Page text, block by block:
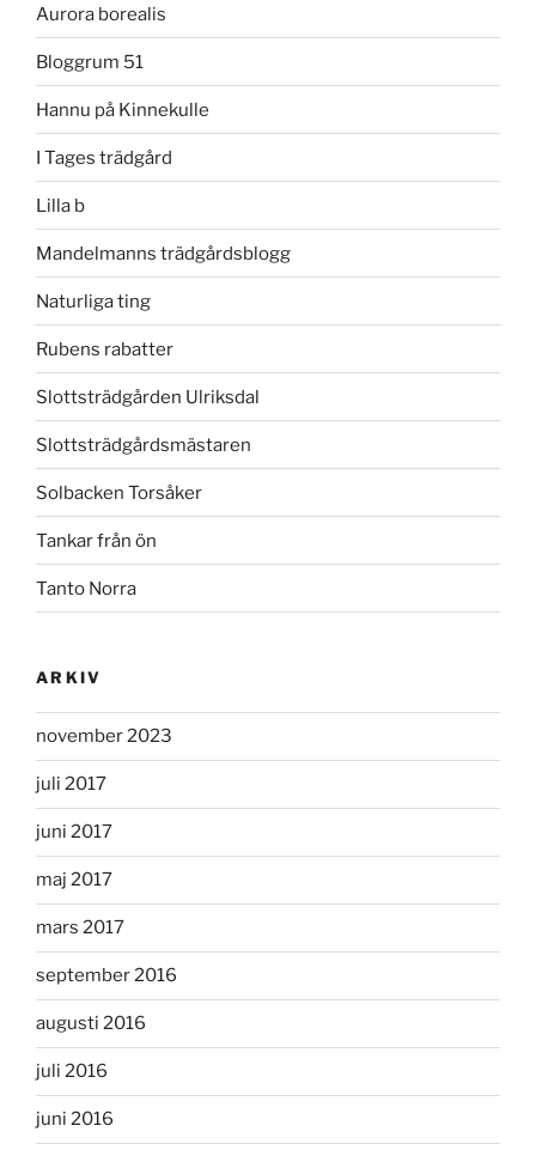
Aurora borealis
Bloggrum 51
Hannu på Kinnekulle
I Tages trädgård
Lilla b
Mandelmanns trädgårdsblogg
Naturliga ting
Rubens rabatter
Slottsträdgården Ulriksdal
Slottsträdgårdsmästaren
Solbacken Torsåker
Tankar från ön
Tanto Norra
ARKIV
november 2023
juli 2017
juni 2017
maj 2017
mars 2017
september 2016
augusti 2016
juli 2016
juni 2016